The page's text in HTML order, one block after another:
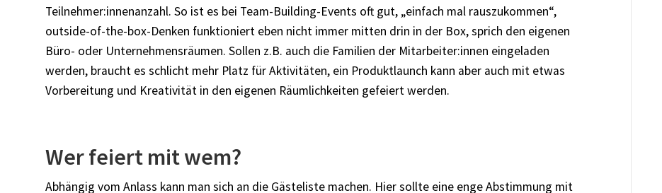
Teilnehmer:innenanzahl. So ist es bei Team-Building-Events oft gut, „einfach mal rauszukommen“,
outside-of-the-box-Denken funktioniert eben nicht immer mitten drin in der Box, sprich den eigenen
Büro- oder Unternehmensräumen. Sollen z.B. auch die Familien der Mitarbeiter:innen eingeladen
werden, braucht es schlicht mehr Platz für Aktivitäten, ein Produktlaunch kann aber auch mit etwas
Vorbereitung und Kreativität in den eigenen Räumlichkeiten gefeiert werden.
Wer feiert mit wem?
Abhängig vom Anlass kann man sich an die Gästeliste machen. Hier sollte eine enge Abstimmung mit